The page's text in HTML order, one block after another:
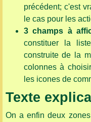
précédent; c'est
le cas pour les
3 champs à
constituer la
construite de la
colonnes à
les icones de
Texte
On a enfin deux